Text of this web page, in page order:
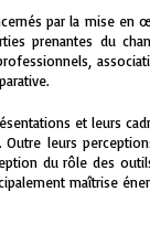
par la mise en
prenantes du
et leurs
leurs
du rôle des
maîtrise